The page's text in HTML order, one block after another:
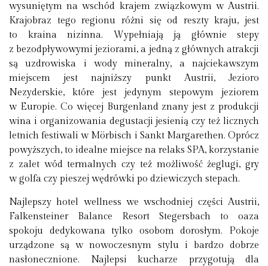
wysuniętym na wschód krajem związkowym w Austrii.
Krajobraz tego regionu różni się od reszty kraju, jest
to kraina nizinna. Wypełniają ją głównie stepy
z bezodpływowymi jeziorami, a jedną z głównych atrakcji
są uzdrowiska i wody mineralny, a najciekawszym
miejscem jest najniższy punkt Austrii, Jezioro
Nezyderskie, które jest jedynym stepowym jeziorem
w Europie. Co więcej Burgenland znany jest z produkcji
wina i organizowania degustacji jesienią czy też licznych
letnich festiwali w Mörbisch i Sankt Margarethen. Oprócz
powyższych, to idealne miejsce na relaks SPA, korzystanie
z zalet wód termalnych czy też możliwość żeglugi, gry
w golfa czy pieszej wędrówki po dziewiczych stepach.
Najlepszy hotel wellness we wschodniej części Austrii,
Falkensteiner Balance Resort Stegersbach to oaza
spokoju dedykowana tylko osobom dorosłym. Pokoje
urządzone są w nowoczesnym stylu i bardzo dobrze
nasłonecznione. Najlepsi kucharze przygotują dla